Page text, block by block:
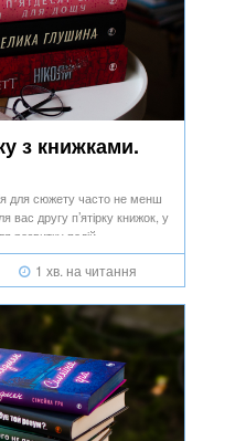
з книжками.
для сюжету часто не менш
вас другу п’ятірку книжок, у
розвитку подій.
1 хв. на читання